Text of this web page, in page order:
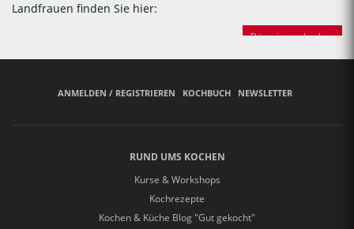
Landfrauen finden Sie hier:
Bäuerinnen backen
ANMELDEN / REGISTRIEREN KOCHBUCH NEWSLETTER
RUND UMS KOCHEN
Kurse & Workshops
Kochrezepte
Kochen & Küche Blog "Gut gekocht"